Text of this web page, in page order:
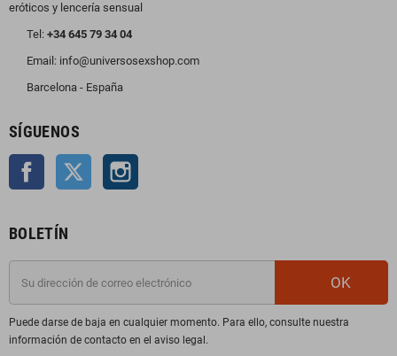
eróticos y lencería sensual
Tel: +34 645 79 34 04
Email: info@universosexshop.com
Barcelona - España
SÍGUENOS
Facebook Twitter
BOLETÍN
OK
Puede darse de baja en cualquier momento. Para ello, consulte nuestra
información de contacto en el aviso legal.